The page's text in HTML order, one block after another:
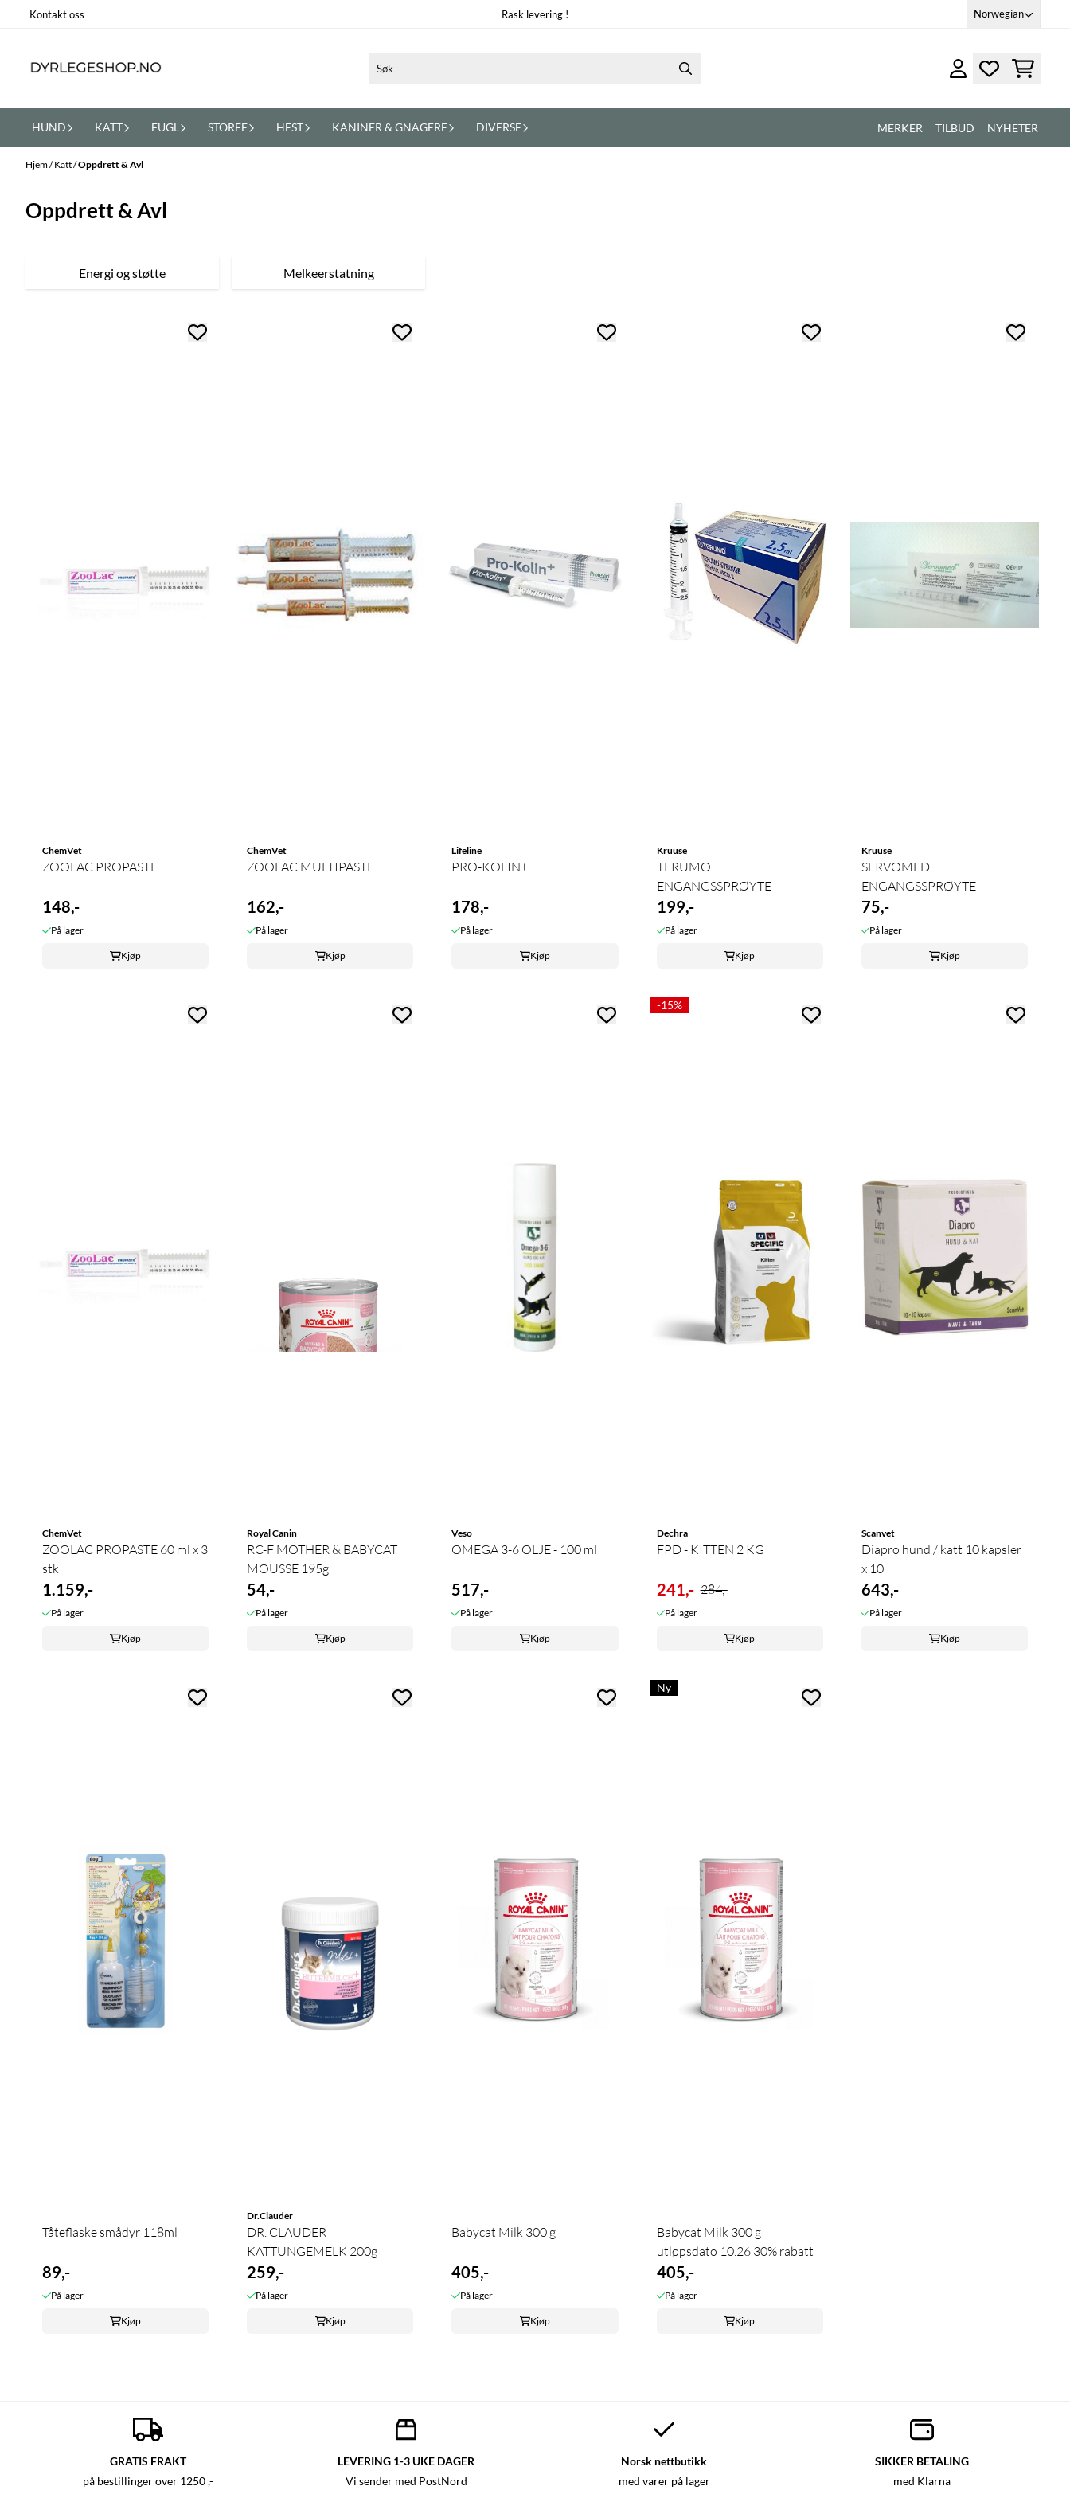
Hopp til innhold
Kontakt oss Rask levering ! Norwegian
HUND KATT FUGL STORFE HEST KANINER & GNAGERE DIVERSE MERKER TILBUD NYHETER
Hjem/Katt/Oppdrett & Avl
Oppdrett & Avl
Energi og støtte Melkeerstatning
ChemVet
ZOOLAC PROPASTE
148,-
På lager
Kjøp
ChemVet
ZOOLAC MULTIPASTE
162,-
På lager
Kjøp
Lifeline
PRO-KOLIN+
178,-
På lager
Kjøp
Kruuse
TERUMO
ENGANGSSPRØYTE
199,-
På lager
Kjøp
Kruuse
SERVOMED
ENGANGSSPRØYTE
75,-
På lager
Kjøp
ChemVet
ZOOLAC PROPASTE 60 ml x 3
stk
1.159,-
På lager
Kjøp
Royal Canin
RC-F MOTHER & BABYCAT
MOUSSE 195g
54,-
På lager
Kjøp
Veso
OMEGA 3-6 OLJE - 100 ml
517,-
På lager
Kjøp
-15%
Dechra
FPD - KITTEN 2 KG
241,- 284,-
På lager
Kjøp
Scanvet
Diapro hund / katt 10 kapsler
x 10
643,-
På lager
Kjøp
Tåteflaske smådyr 118ml
89,-
På lager
Kjøp
Dr.Clauder
DR. CLAUDER
KATTUNGEMELK 200g
259,-
På lager
Kjøp
Babycat Milk 300 g
405,-
På lager
Kjøp
Ny
Babycat Milk 300 g
utløpsdato 10.26 30% rabatt
405,-
På lager
Kjøp
GRATIS FRAKT
på bestillinger over 1250 ,-
LEVERING 1-3 UKE DAGER
Vi sender med PostNord
Norsk nettbutikk
med varer på lager
SIKKER BETALING
med Klarna